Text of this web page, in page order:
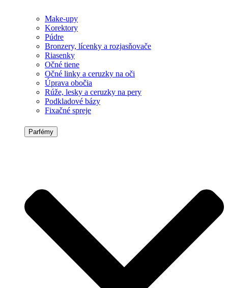
Make-upy
Korektory
Púdre
Bronzery, lícenky a rozjasňovače
Riasenky
Očné tiene
Očné linky a ceruzky na oči
Úprava obočia
Rúže, lesky a ceruzky na pery
Podkladové bázy
Fixačné spreje
Parfémy